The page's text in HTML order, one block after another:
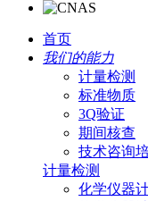
首页
我们的能力
计量检测
标准物质
3Q验证
期间核查
技术咨询
计量检测
化学仪器